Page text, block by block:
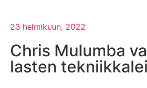
23 helmikuun, 2022
Chris Mulumba
lasten